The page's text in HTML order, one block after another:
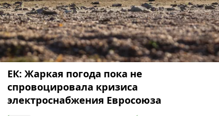
ЕК: Жаркая погода пока не
спровоцировала кризиса
электроснабжения Евросоюза